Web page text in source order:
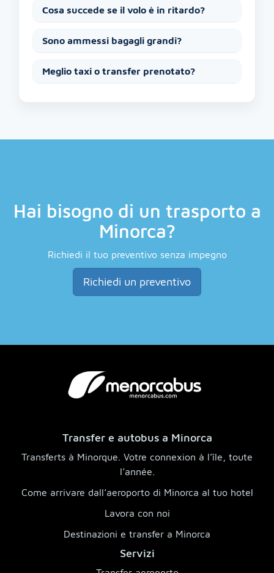
Cosa succede se il volo è in ritardo?
Sono ammessi bagagli grandi?
Meglio taxi o transfer prenotato?
Hai bisogno di un trasporto a
Minorca?
Richiedi il tuo preventivo senza impegno
Richiedi un preventivo
Transfer e autobus a Minorca
Transferts à Minorque. Votre connexion à l’île, toute
l’année.
Come arrivare dall’aeroporto di Minorca al tuo hotel
Lavora con noi
Destinazioni e transfer a Minorca
Servizi